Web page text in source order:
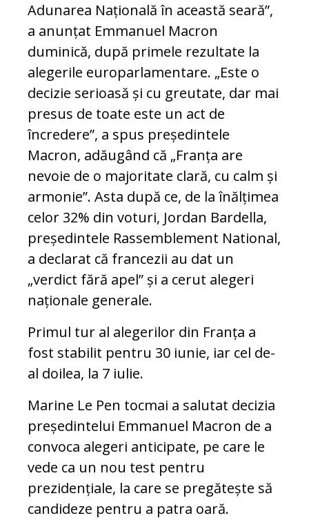
Adunarea Națională în această seară”,
a anunțat Emmanuel Macron
duminică, după primele rezultate la
alegerile europarlamentare. „Este o
decizie serioasă și cu greutate, dar mai
presus de toate este un act de
încredere”, a spus președintele
Macron, adăugând că „Franța are
nevoie de o majoritate clară, cu calm și
armonie”. Asta după ce, de la înălțimea
celor 32% din voturi, Jordan Bardella,
președintele Rassemblement National,
a declarat că francezii au dat un
„verdict fără apel” și a cerut alegeri
naționale generale.
Primul tur al alegerilor din Franța a
fost stabilit pentru 30 iunie, iar cel de-
al doilea, la 7 iulie.
Marine Le Pen tocmai a salutat decizia
președintelui Emmanuel Macron de a
convoca alegeri anticipate, pe care le
vede ca un nou test pentru
prezidențiale, la care se pregătește să
candideze pentru a patra oară.